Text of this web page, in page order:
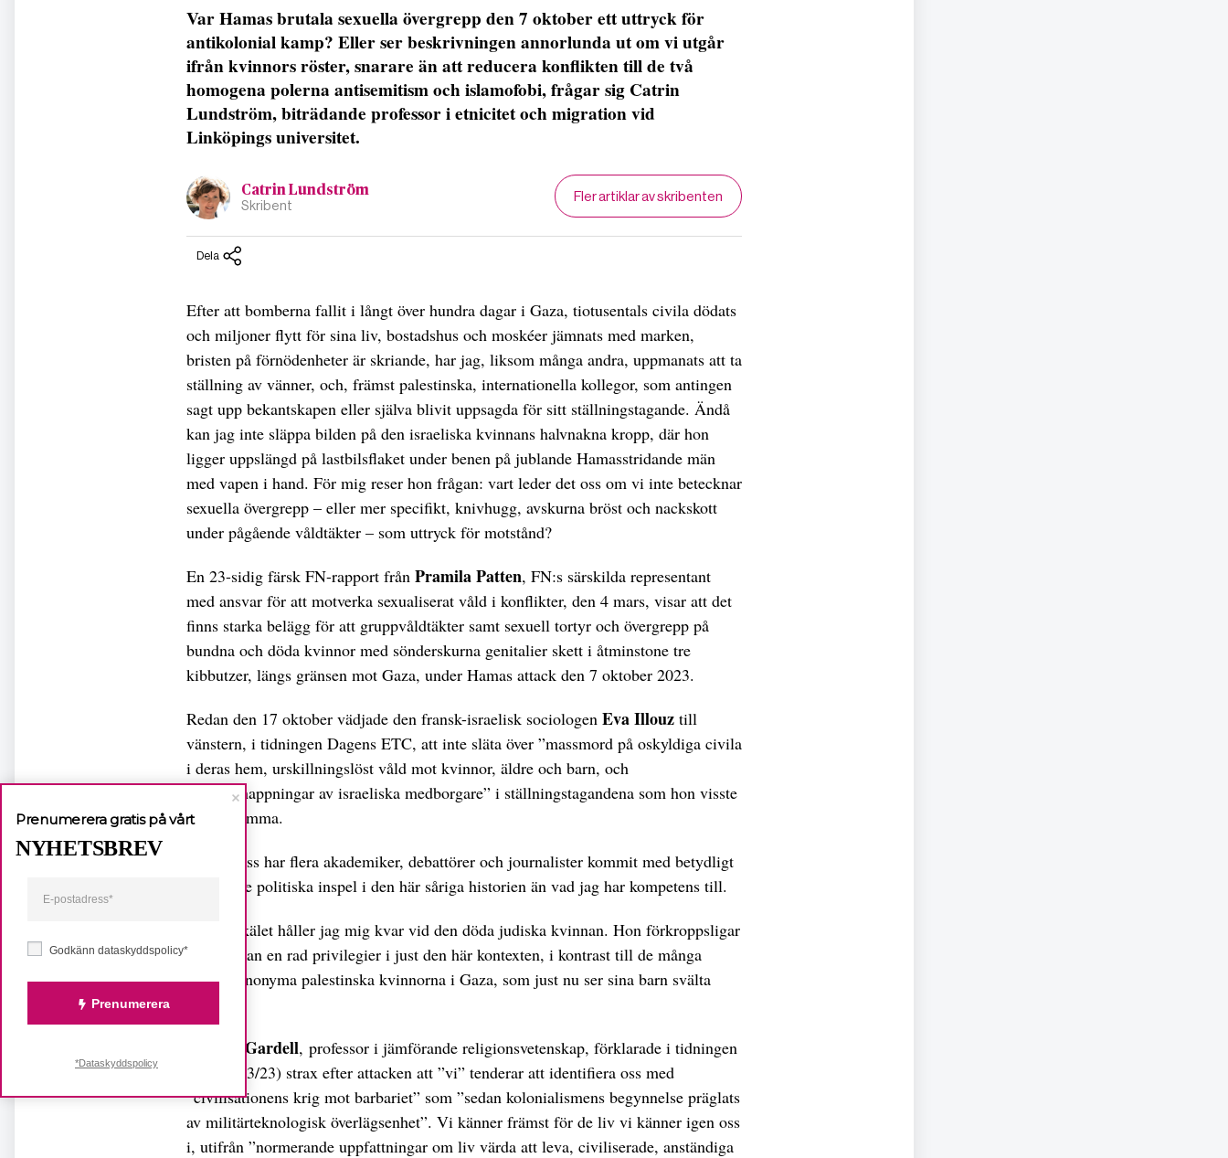
Var Hamas brutala sexuella övergrepp den 7 oktober ett uttryck för
antikolonial kamp? Eller ser beskrivningen annorlunda ut om vi utgår
ifrån kvinnors röster, snarare än att reducera konflikten till de två
homogena polerna antisemitism och islamofobi, frågar sig Catrin
Lundström, biträdande professor i etnicitet och migration vid
Linköpings universitet.
Catrin Lundström
Skribent
Fler artiklar av skribenten
Dela
Efter att bomberna fallit i långt över hundra dagar i Gaza, tiotusentals civila dödats
och miljoner flytt för sina liv, bostadshus och moskéer jämnats med marken,
bristen på förnödenheter är skriande, har jag, liksom många andra, uppmanats att ta
ställning av vänner, och, främst palestinska, internationella kollegor, som antingen
sagt upp bekantskapen eller själva blivit uppsagda för sitt ställningstagande. Ändå
kan jag inte släppa bilden på den israeliska kvinnans halvnakna kropp, där hon
ligger uppslängd på lastbilsflaket under benen på jublande Hamasstridande män
med vapen i hand. För mig reser hon frågan: vart leder det oss om vi inte betecknar
sexuella övergrepp – eller mer specifikt, knivhugg, avskurna bröst och nackskott
under pågående våldtäkter – som uttryck för motstånd?
En 23-sidig färsk FN-rapport från Pramila Patten, FN:s särskilda representant
med ansvar för att motverka sexualiserat våld i konflikter, den 4 mars, visar att det
finns starka belägg för att gruppvåldtäkter samt sexuell tortyr och övergrepp på
bundna och döda kvinnor med sönderskurna genitalier skett i åtminstone tre
kibbutzer, längs gränsen mot Gaza, under Hamas attack den 7 oktober 2023.
Redan den 17 oktober vädjade den fransk-israelisk sociologen Eva Illouz till
vänstern, i tidningen Dagens ETC, att inte släta över ”massmord på oskyldiga civila
i deras hem, urskillningslöst våld mot kvinnor, äldre och barn, och
masskidnappningar av israeliska medborgare” i ställningstagandena som hon visste
skulle komma.
Sedan dess har flera akademiker, debattörer och journalister kommit med betydligt
kunnigare politiska inspel i den här såriga historien än vad jag har kompetens till.
Av det skälet håller jag mig kvar vid den döda judiska kvinnan. Hon förkroppsligar
utan tvekan en rad privilegier i just den här kontexten, i kontrast till de många
fattiga, anonyma palestinska kvinnorna i Gaza, som just nu ser sina barn svälta
Mattias Gardell, professor i jämförande religionsvetenskap, förklarade i tidningen
Parabol (3/23) strax efter attacken att ”vi” tenderar att identifiera oss med
”civilisationens krig mot barbariet” som ”sedan kolonialismens begynnelse präglats
av militärteknologisk överlägsenhet”. Vi känner främst för de liv vi känner igen oss
i, utifrån ”normerande uppfattningar om liv värda att leva, civiliserade, anständiga
Godkänn dataskyddspolicy*
Prenumerera
Prenumerera gratis på vårt
NYHETSBREV
*Dataskyddspolicy